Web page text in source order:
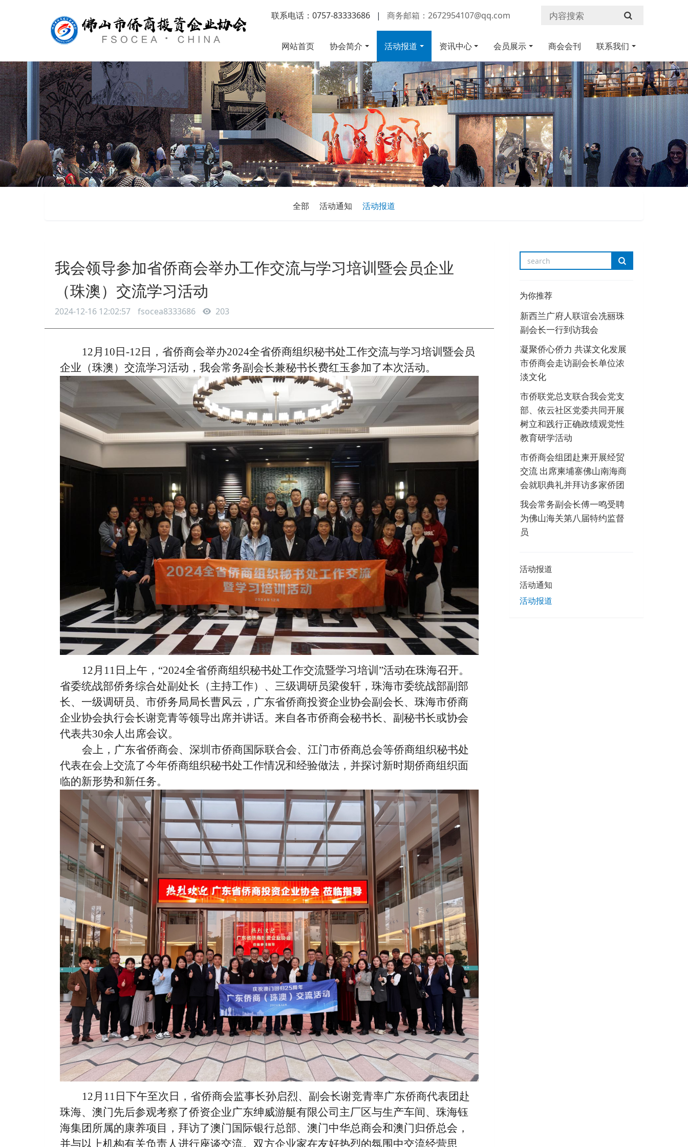
联系电话：0757-83333686 | 商务邮箱：2672954107@qq.com
网站首页 协会简介 活动报道 资讯中心 会员展示 商会会刊 联系我们
全部 活动通知 活动报道
我会领导参加省侨商会举办工作交流与学习培训暨会员企业
（珠澳）交流学习活动
2024-12-16 12:02:57 fsocea8333686 203
12月10日-12日， 省侨商会举办2024全省侨商组织秘书处工作交流与学习培训暨会员
企业（珠澳）交流学习活动，我会常务副会长兼秘书长费红玉参加了本次活动。
12月11日上午，“2024全省侨商组织秘书处工作交流暨学习培训”活动在珠海召开。
省委统战部侨务综合处副处长（主持工作）、三级调研员梁俊轩，珠海市委统战部副部
长、一级调研员、市侨务局局长曹风云，广东省侨商投资企业协会副会长、珠海市侨商
企业协会执行会长谢竞青等领导出席并讲话。来自各市侨商会秘书长、副秘书长或协会
代表共30余人出席会议。
会上，广东省侨商会、深圳市侨商国际联合会、江门市侨商总会等侨商组织秘书处
代表在会上交流了今年侨商组织秘书处工作情况和经验做法，并探讨新时期侨商组织面
临的新形势和新任务。
12月11日下午至次日，省侨商会监事长孙启烈、副会长谢竞青率广东侨商代表团赴
珠海、澳门先后参观考察了侨资企业广东绅威游艇有限公司主厂区与生产车间、珠海钰
海集团所属的康养项目，拜访了澳门国际银行总部、澳门中华总商会和澳门归侨总会，
并与以上机构有关负责人进行座谈交流。双方企业家在友好热烈的氛围中交流经营思
为你推荐
新西兰广府人联谊会冼丽珠
副会长一行到访我会
凝聚侨心侨力 共谋文化发展
市侨商会走访副会长单位浓
淡文化
市侨联党总支联合我会党支
部、依云社区党委共同开展
树立和践行正确政绩观党性
教育研学活动
市侨商会组团赴柬开展经贸
交流 出席柬埔寨佛山南海商
会就职典礼并拜访多家侨团
我会常务副会长傅一鸣受聘
为佛山海关第八届特约监督
员
活动报道
活动通知
活动报道